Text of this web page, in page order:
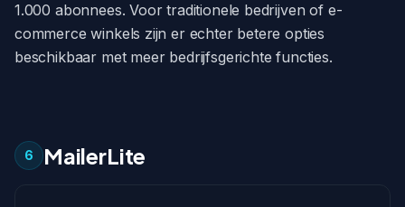
1.000 abonnees. Voor traditionele bedrijven of e-
commerce winkels zijn er echter betere opties
beschikbaar met meer bedrijfsgerichte functies.
6 MailerLite